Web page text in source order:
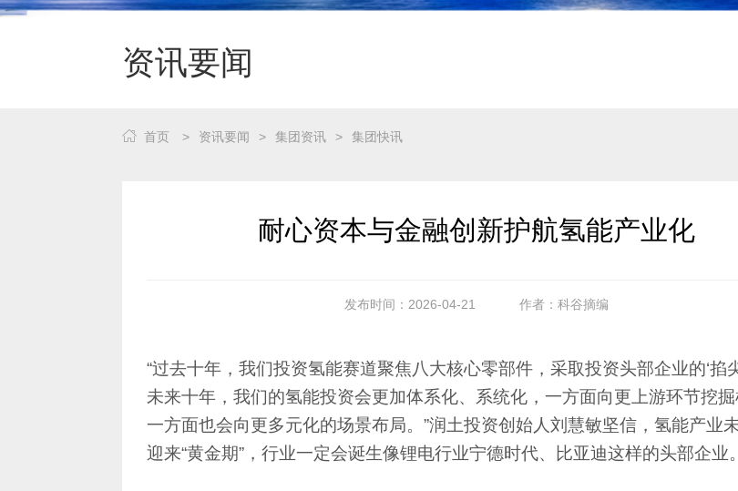
资讯要闻
首页 > 资讯要闻 > 集团资讯 > 集团快讯
耐心资本与金融创新护航氢能产业化
发布时间：2026-04-21 作者：科谷摘编
迎来“黄金期”，行业一定会诞生像锂电行业宁德时代、比亚迪这样的头部企业。